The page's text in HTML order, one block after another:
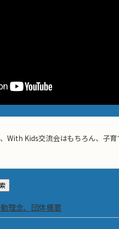
With Kids交流会はもちろん、子
理念、団体概要